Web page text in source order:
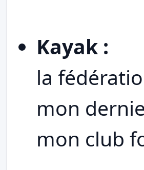
Kayak :
la
mon
mon club